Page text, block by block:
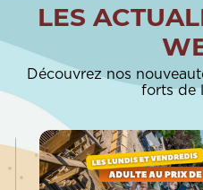
LES
Découvrez nos
forts de